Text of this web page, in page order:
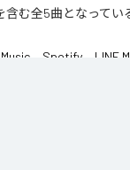
含む全5曲となってい
Spotify LINE